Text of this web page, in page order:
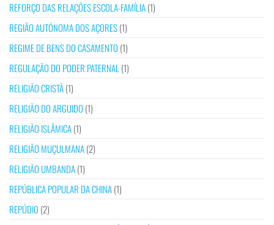
REFORÇO DAS RELAÇÕES ESCOLA-FAMÍLIA(1)
REGIÃO AUTÓNOMA DOS AÇORES(1)
REGIME DE BENS DO CASAMENTO (1)
REGULAÇÃO DO PODER PATERNAL (1)
RELIGIÃO CRISTÃ(1)
RELIGIÃO DO ARGUIDO (1)
RELIGIÃO ISLÂMICA(1)
RELIGIÃO MUÇULMANA(2)
RELIGIÃO UMBANDA(1)
REPÚBLICA POPULAR DA CHINA(1)
REPÚDIO (2)